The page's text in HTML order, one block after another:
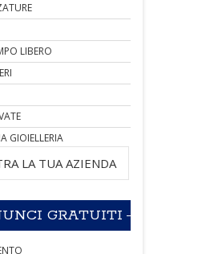
LIBERO
GIOIELLERIA
LA TUA AZIENDA
GRATUITI